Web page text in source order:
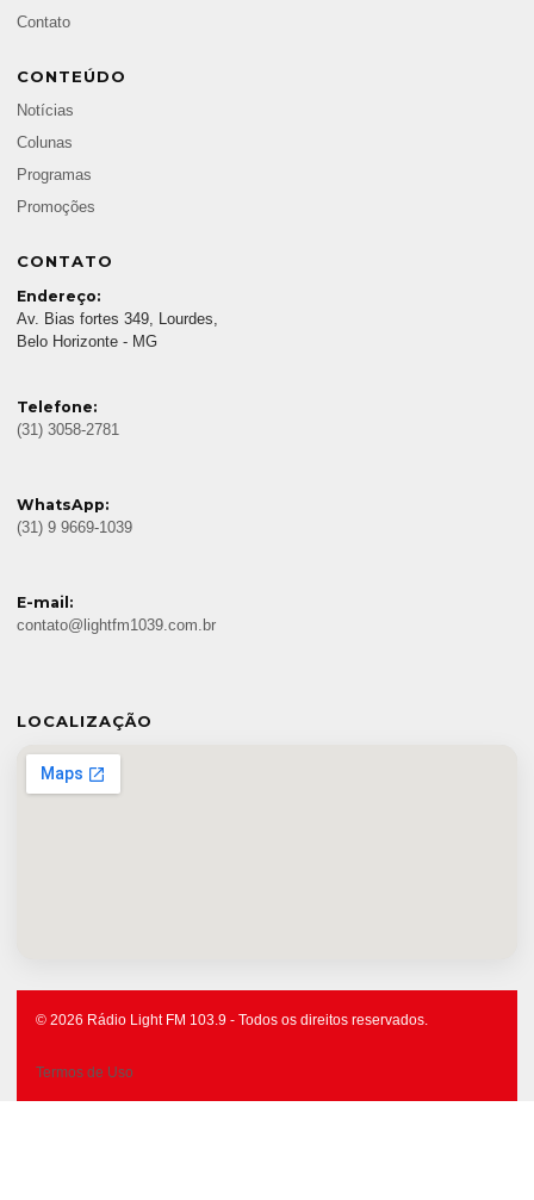
Contato
CONTEÚDO
Notícias
Colunas
Programas
Promoções
CONTATO
Endereço:
Av. Bias fortes 349, Lourdes,
Belo Horizonte - MG
Telefone:
(31) 3058-2781
WhatsApp:
(31) 9 9669-1039
E-mail:
contato@lightfm1039.com.br
LOCALIZAÇÃO
© 2026 Rádio Light FM 103.9 - Todos os direitos reservados.
Termos de Uso